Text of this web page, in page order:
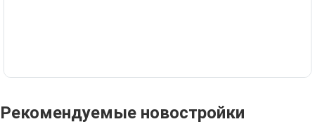
Рекомендуемые новостройки